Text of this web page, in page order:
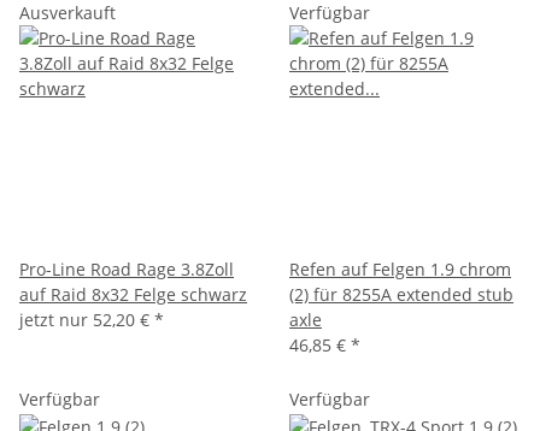
Ausverkauft
Pro-Line Road Rage 3.8Zoll
auf Raid 8x32 Felge schwarz
jetzt nur 52,20 € *
Verfügbar
Refen auf Felgen 1.9 chrom
(2) für 8255A extended stub
axle
46,85 € *
Verfügbar Verfügbar